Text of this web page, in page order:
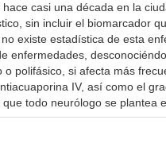
casi una década en la
sin incluir el biomarcador
existe estadística de esta
enfermedades,
polifásico, si afecta más
IV, así como el
todo neurólogo se plantea